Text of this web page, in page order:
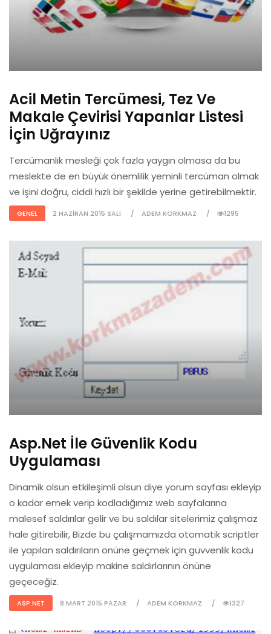
Acil Metin Tercümesi, Tez Ve
Makale Çevirisi Yapanlar Listesi
İçin Uğrayınız
Tercümanlık mesleği çok fazla yaygın olmasa da bu
meslekte de en büyük önemlilik yeminli tercüman olmak
ve işini doğru, ciddi hızlı bir şekilde yerine getirebilmektir.
GENEL 2 HAZIRAN 2015 SALI ADEM KORKMAZ 1295
Asp.Net İle Güvenlik Kodu
Uygulaması
Dinamik olsun etkileşimli olsun diye yorum sayfası ekleyip
o kadar emek verip kodladığımız web sayfalarına
malesef saldırılar gelir ve bu saldılar sitelerimiz çalışmaz
hale gitirebilir, Bizde bu çalışmamızda otomatik scriptler
ile yapılan saldırıların önüne geçmek için güvvenlik kodu
uygulaması ekleyip makine saldırlarının önüne
geçeceğiz.
ASP.NET 8 MART 2015 PAZAR ADEM KORKMAZ 1327